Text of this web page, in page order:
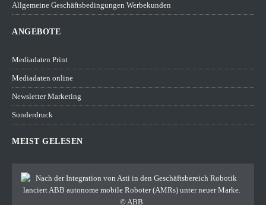
Allgemeine Geschäftsbedingungen Werbekunden
ANGEBOTE
Mediadaten Print
Mediadaten online
Newsletter Marketing
Sonderdruck
MEIST GELESEN